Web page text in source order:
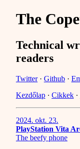
The
Technical
readers
Twitter· Github ·
Kezdőlap · Cikkek ·
2024. okt. 23.
PlayStation Vita
The beefy phone